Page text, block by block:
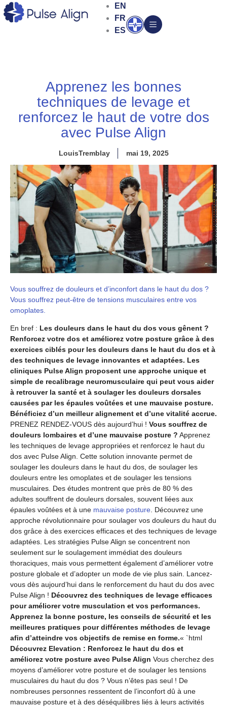
Aller
au
EN
FR
ES
Ouvrir
Apprenez les bonnes
techniques de levage et
renforcez le haut de votre dos
avec Pulse Align
LouisTremblay mai 19, 2025
Vous souffrez de douleurs et d’inconfort dans le haut du dos ?
Vous souffrez peut-être de tensions musculaires entre vos
omoplates.
En bref : Les douleurs dans le haut du dos vous gênent ?
Renforcez votre dos et améliorez votre posture grâce à des
exercices ciblés pour les douleurs dans le haut du dos et à
des techniques de levage innovantes et adaptées. Les
cliniques Pulse Align proposent une approche unique et
simple de recalibrage neuromusculaire qui peut vous aider
à retrouver la santé et à soulager les douleurs dorsales
causées par les épaules voûtées et une mauvaise posture.
Bénéficiez d’un meilleur alignement et d’une vitalité accrue.
PRENEZ RENDEZ-VOUS dès aujourd’hui ! Vous souffrez de
douleurs lombaires et d’une mauvaise posture ? Apprenez
les techniques de levage appropriées et renforcez le haut du
dos avec Pulse Align. Cette solution innovante permet de
soulager les douleurs dans le haut du dos, de soulager les
douleurs entre les omoplates et de soulager les tensions
musculaires. Des études montrent que près de 80 % des
adultes souffrent de douleurs dorsales, souvent liées aux
épaules voûtées et à une mauvaise posture. Découvrez une
approche révolutionnaire pour soulager vos douleurs du haut du
dos grâce à des exercices efficaces et des techniques de levage
adaptées. Les stratégies Pulse Align se concentrent non
seulement sur le soulagement immédiat des douleurs
thoraciques, mais vous permettent également d’améliorer votre
posture globale et d’adopter un mode de vie plus sain. Lancez-
vous dès aujourd’hui dans le renforcement du haut du dos avec
Pulse Align ! Découvrez des techniques de levage efficaces
pour améliorer votre musculation et vos performances.
Apprenez la bonne posture, les conseils de sécurité et les
meilleures pratiques pour différentes méthodes de levage
afin d’atteindre vos objectifs de remise en forme.« `html
Découvrez Elevation : Renforcez le haut du dos et
améliorez votre posture avec Pulse Align Vous cherchez des
moyens d’améliorer votre posture et de soulager les tensions
musculaires du haut du dos ? Vous n’êtes pas seul ! De
nombreuses personnes ressentent de l’inconfort dû à une
mauvaise posture et à des déséquilibres liés à leurs activités